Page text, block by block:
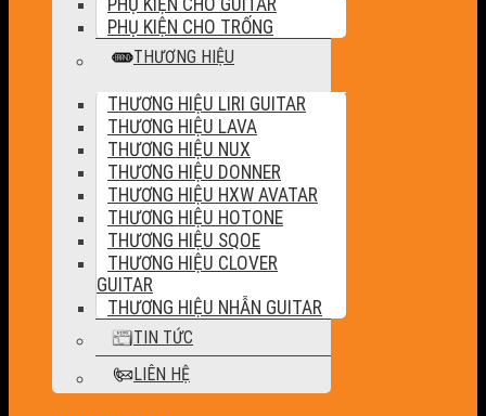
PHỤ KIỆN CHO TRỐNG
THƯƠNG HIỆU
THƯƠNG HIỆU LIRI GUITAR
THƯƠNG HIỆU LAVA
THƯƠNG HIỆU NUX
THƯƠNG HIỆU DONNER
THƯƠNG HIỆU HXW AVATAR
THƯƠNG HIỆU HOTONE
THƯƠNG HIỆU SQOE
THƯƠNG HIỆU CLOVER
GUITAR
THƯƠNG HIỆU NHẪN GUITAR
TIN TỨC
LIÊN HỆ